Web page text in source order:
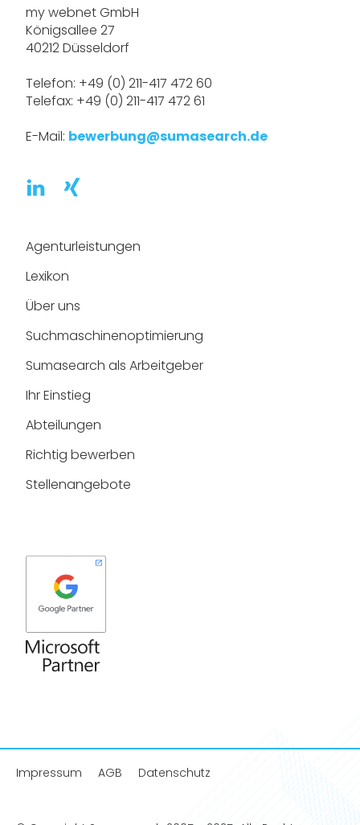
my webnet GmbH
Königsallee 27
40212 Düsseldorf
Telefon: +49 (0) 211-417 472 60
Telefax: +49 (0) 211-417 472 61
E-Mail: bewerbung@sumasearch.de
Agenturleistungen
Lexikon
Über uns
Suchmaschinen­optimierung
Sumasearch als Arbeitgeber
Ihr Einstieg
Abteilungen
Richtig bewerben
Stellenangebote
Impressum AGB Datenschutz